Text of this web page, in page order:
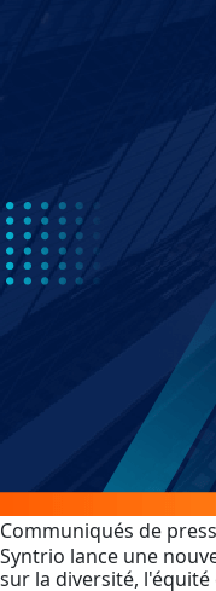
Communiqués de
Syntrio lance une
sur la diversité,